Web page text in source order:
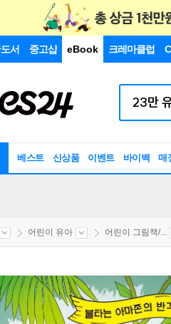
서 중고샵 eBook 크레마클럽
베스트 신상품 이벤트 바이백 매
어린이 유아 어린이 그림책/...